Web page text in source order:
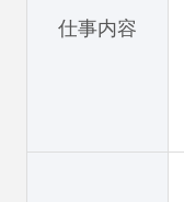
仕事内容